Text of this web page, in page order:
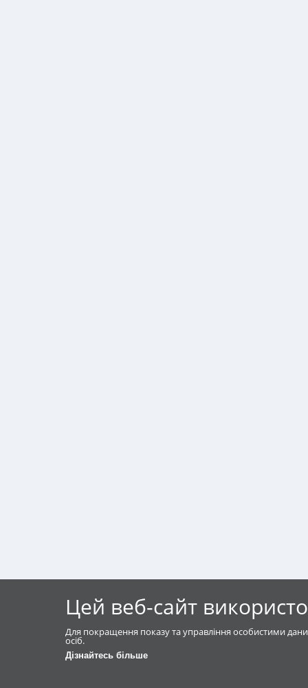
Цей веб-сайт
Для покращення показу та управління особистими
осіб.
Дізнайтесь більше